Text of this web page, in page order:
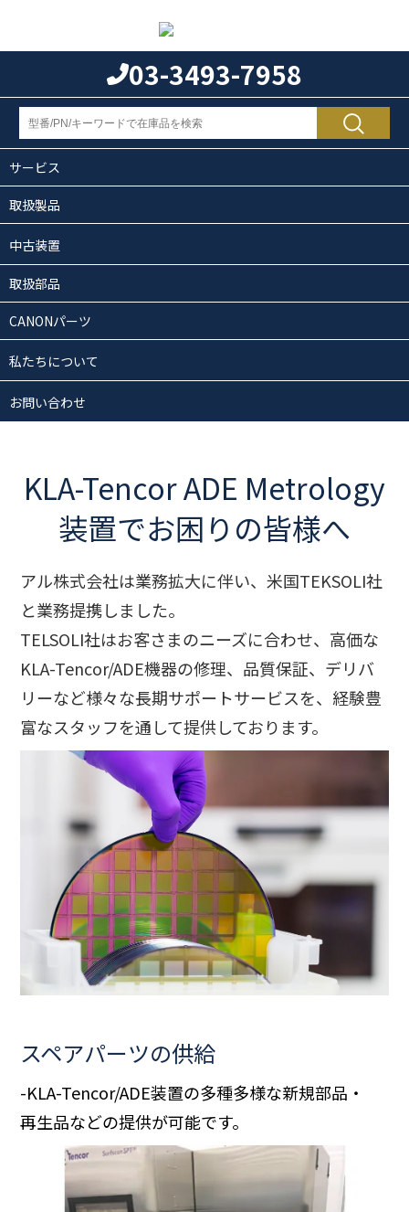
03-3493-7958
サービス
取扱製品
中古装置
取扱部品
CANONパーツ
私たちについて
お問い合わせ
KLA-Tencor ADE Metrology
装置でお困りの皆様へ
アル株式会社は業務拡大に伴い、米国TEKSOLI社
と業務提携しました。
TELSOLI社はお客さまのニーズに合わせ、高価な
KLA-Tencor/ADE機器の修理、品質保証、デリバ
リーなど様々な長期サポートサービスを、経験豊
富なスタッフを通して提供しております。
スペアパーツの供給
-KLA-Tencor/ADE装置の多種多様な新規部品・
再生品などの提供が可能です。